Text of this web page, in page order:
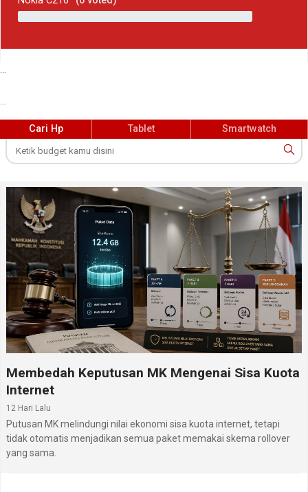
Cari Hp Tablet Smartwatch
Membedah Keputusan MK Mengenai Sisa Kuota
Internet
12 Hari Lalu
Putusan MK melindungi nilai ekonomi sisa kuota internet, tetapi
tidak otomatis menjadikan semua paket memakai skema rollover
yang sama.